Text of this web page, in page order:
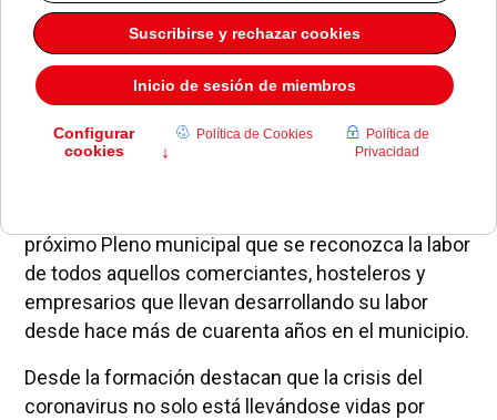
próximo Pleno municipal que se reconozca la labor
de todos aquellos comerciantes, hosteleros y
empresarios que llevan desarrollando su labor
desde hace más de cuarenta años en el municipio.
Desde la formación destacan que la crisis del
coronavirus no solo está llevándose vidas por